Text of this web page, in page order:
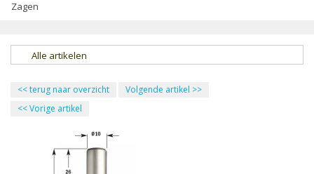
Zagen
Alle artikelen
<<terug naar overzicht Volgende artikel >>
<<Vorige artikel